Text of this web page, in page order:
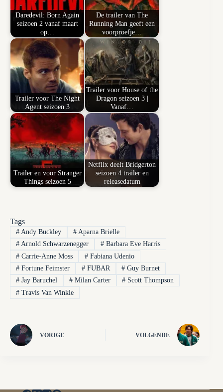
Daredevil: Born Again
seizoen 2 vanaf maart
op…
De trailer van The
Running Man geeft een
voorproefje…
Trailer voor The Night
Agent seizoen 3
Trailer voor House of the
Dragon seizoen 3 |
Vanaf…
Trailer en voor Stranger
Things seizoen 5
Netflix deelt Bridgerton
seizoen 4 trailer en
releasedatum
Tags
#Andy Buckley #Aparna Brielle
#Arnold Schwarzenegger #Barbara Eve Harris
#Carrie-Anne Moss #Fabiana Udenio
#Fortune Feimster #FUBAR # Guy Burnet
#Jay Baruchel #Milan Carter # Scott Thompson
#Travis Van Winkle
VORIGE VOLGENDE